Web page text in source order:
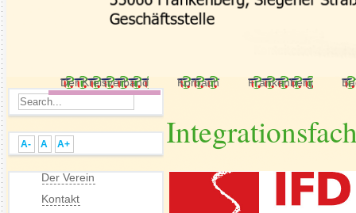
Der Kreisverband Korbach Frankenberg
A- A A+
Der Verein
Kontakt